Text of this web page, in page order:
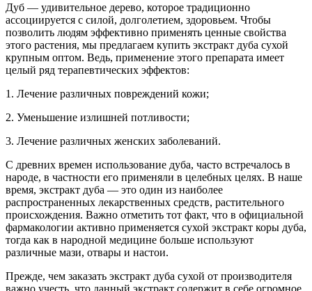
Дуб — удивительное дерево, которое традиционно
ассоциируется с силой, долголетием, здоровьем. Чтобы
позволить людям эффективно применять ценные свойства
этого растения, мы предлагаем купить экстракт дуба сухой
крупным оптом. Ведь, применение этого препарата имеет
целый ряд терапевтических эффектов:
1. Лечение различных повреждений кожи;
2. Уменьшение излишней потливости;
3. Лечение различных женских заболеваний.
С древних времен использование дуба, часто встречалось в
народе, в частности его применяли в целебных целях. В наше
время, экстракт дуба — это один из наиболее
распространенных лекарственных средств, растительного
происхождения. Важно отметить тот факт, что в официальной
фармакологии активно применяется сухой экстракт коры дуба,
тогда как в народной медицине больше используют
различные мази, отвары и настои.
Прежде, чем заказать экстракт дуба сухой от производителя
важно учесть, что данный экстракт содержит в себе огромное